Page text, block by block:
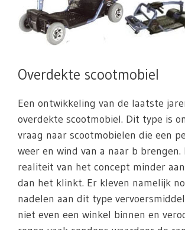
Overdekte scootmobiel
Een ontwikkeling van de laatste
overdekte scootmobiel. Dit type is
vraag naar scootmobielen die een
weer en wind van a naar b brengen.
realiteit van het concept minder
dan het klinkt. Er kleven namelijk
nadelen aan dit type
niet even een winkel binnen en